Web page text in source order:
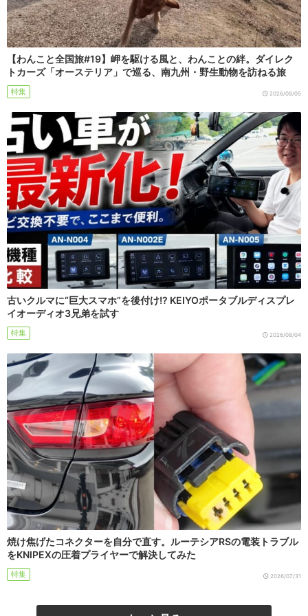
【わんこと全国旅#19】岬を駆ける風と、わんことの絆。ダイレク
トカーズ「オーステリア」で巡る、南九州・野生動物を訪ねる旅
特集 2026/08/05
古いクルマに“巨大スマホ”を後付け!? KEIYOポータブルディスプレ
イオーディオ3兄弟を試す
特集 2026/08/04
焼け焦げたコネクターを自分で直す。ルーテシアRSの電装トラブル
をKNIPEXの圧着プライヤーで解決してみた
特集 2026/07/31